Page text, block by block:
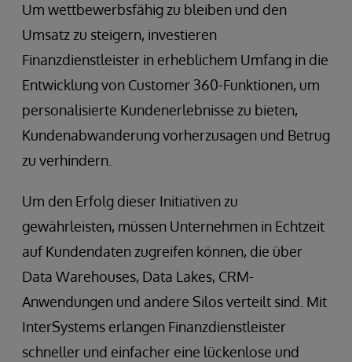
Um wettbewerbsfähig zu bleiben und den
Umsatz zu steigern, investieren
Finanzdienstleister in erheblichem Umfang in die
Entwicklung von Customer 360-Funktionen, um
personalisierte Kundenerlebnisse zu bieten,
Kundenabwanderung vorherzusagen und Betrug
zu verhindern.
Um den Erfolg dieser Initiativen zu
gewährleisten, müssen Unternehmen in Echtzeit
auf Kundendaten zugreifen können, die über
Data Warehouses, Data Lakes, CRM-
Anwendungen und andere Silos verteilt sind. Mit
InterSystems erlangen Finanzdienstleister
schneller und einfacher eine lückenlose und